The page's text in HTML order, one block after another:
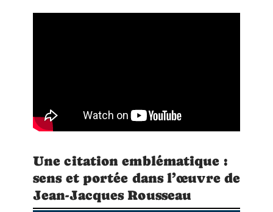
Une citation emblématique :
sens et portée dans l’œuvre de
Jean-Jacques Rousseau